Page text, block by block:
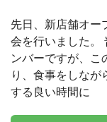
先日、新店舗オー
会を行いました。
ンバーですが、こ
り、食事をしなが
する良い時間に